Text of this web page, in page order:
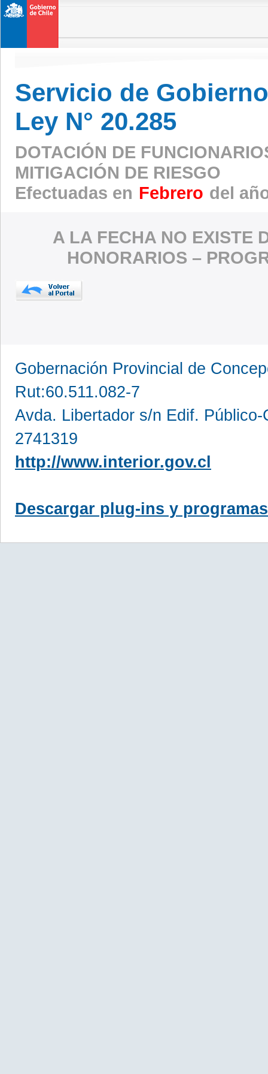
Servicio de
Ley N° 20.285
DOTACIÓN DE
MITIGACIÓN DE RIESGO
Efectuadas en Febrero del
A LA FECHA NO EXISTE
HONORARIOS –
Gobernación Provincial de
Rut:60.511.082-7
Avda. Libertador s/n Edif.
2741319
http://www.interior.gov.cl
Descargar plug-ins y